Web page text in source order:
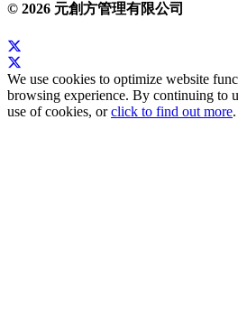
© 2026 元創方管理有限公司
We use cookies to optimize website
browsing experience. By continuing to
use of cookies, orclick to find out more.